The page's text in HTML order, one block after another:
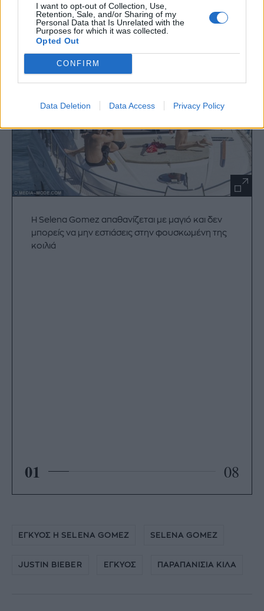
I want to opt-out of Collection, Use,
Retention, Sale, and/or Sharing of my
Personal Data that Is Unrelated with the
Purposes for which it was collected.
Opted Out
CONFIRM
Data Deletion Data Access Privacy Policy
H Selena Gomez πάχυνε απότομα ή ιδέα μας;
Η Selena Gomez απαθανίζεται με μαγιό και δεν
μπορείς να μην εστιάσεις στην φουσκωμένη της
κοιλιά
01 08
ΕΓΚΥΟΣ Η SELENA GOMEZ SELENA GOMEZ
JUSTIN BIEBER ΕΓΚΥΟΣ ΠΑΡΑΠΑΝΙΣΙΑ ΚΙΛΑ